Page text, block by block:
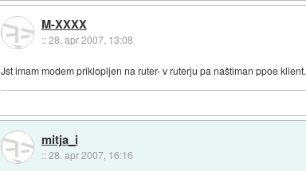
M-XXXX
::28. apr 2007, 13:08
Jst imam modem priklopljen na ruter- v ruterju pa naštiman ppoe klient.
mitja_i
::28. apr 2007, 16:16